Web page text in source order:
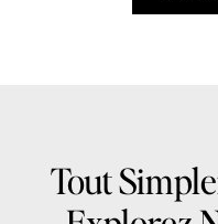
Tout